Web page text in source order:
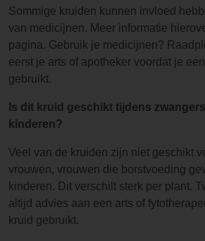
Sommige kruiden kunnen invloed
van medicijnen. Meer informatie
pagina. Gebruik je medicijnen?
eerst je arts of apotheker voordat je
gebruikt.
Is dit kruid geschikt tijdens
kinderen?
Veel van de kruiden zijn niet geschikt
vrouwen, vrouwen die borstvoeding
kinderen. Dit verschilt sterk per plant.
altijd advies aan een arts of
kruid gebruikt.